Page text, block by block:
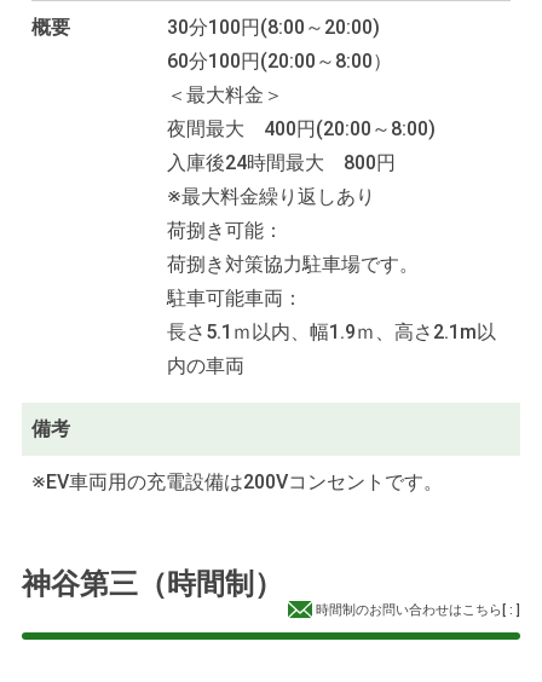
概要
30分100円(8:00～20:00)
60分100円(20:00～8:00）
＜最大料金＞
夜間最大 400円(20:00～8:00)
入庫後24時間最大 800円
※最大料金繰り返しあり
荷捌き可能：
荷捌き対策協力駐車場です。
駐車可能車両：
長さ5.1ｍ以内、幅1.9ｍ、高さ2.1m以
内の車両
備考
※EV車両用の充電設備は200Vコンセントです。
神谷第三（時間制）
時間制のお問い合わせはこちら :